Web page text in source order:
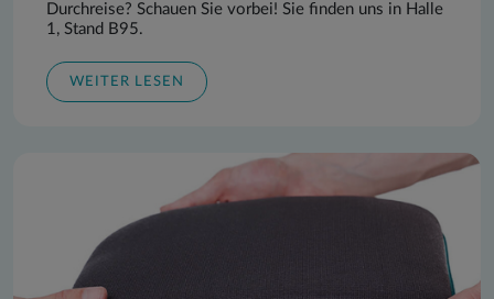
Durchreise? Schauen Sie vorbei! Sie finden uns in Halle
1, Stand B95.
WEITER LESEN